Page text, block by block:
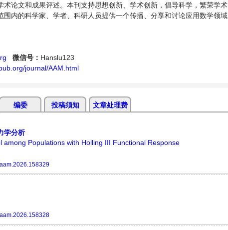
论文和成果评述。本刊支持思想创新、学术创新，倡导科学，繁荣学术
内的科学家、学者、科研人员提供一个传播、分享和讨论应用数学领域
微信号： Hanslu123
journal/AAM.html
编委 投稿须知 文章处理费
学分析
Populations with Holling III Functional Response